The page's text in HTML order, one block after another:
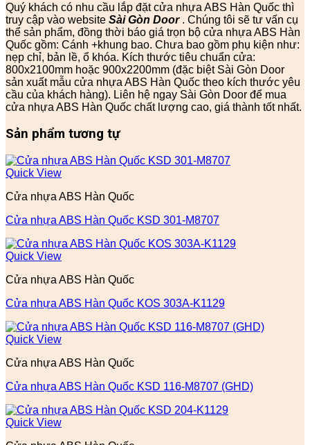
Quý khách có nhu cầu lắp đặt cửa nhựa ABS Hàn Quốc thì
truy cập vào website Sài Gòn Door. Chúng tôi sẽ tư vấn cụ
thể sản phẩm, đồng thời báo giá trọn bộ cửa nhựa ABS Hàn
Quốc gồm: Cánh +khung bao. Chưa bao gồm phụ kiện như:
nẹp chỉ, bản lề, ổ khóa. Kích thước tiêu chuẩn cửa:
800x2100mm hoặc 900x2200mm (đặc biệt Sài Gòn Door
sản xuất mẫu cửa nhựa ABS Hàn Quốc theo kích thước yêu
cầu của khách hàng). Liên hệ ngay Sài Gòn Door để mua
cửa nhựa ABS Hàn Quốc chất lượng cao, giá thành tốt nhất.
Sản phẩm tương tự
Quick View
Cửa nhựa ABS Hàn Quốc
Cửa nhựa ABS Hàn Quốc KSD 301-M8707
Quick View
Cửa nhựa ABS Hàn Quốc
Cửa nhựa ABS Hàn Quốc KOS 303A-K1129
Quick View
Cửa nhựa ABS Hàn Quốc
Cửa nhựa ABS Hàn Quốc KSD 116-M8707 (GHD)
Quick View